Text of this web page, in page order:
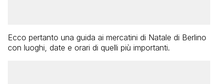
Ecco pertanto una guida ai mercatini di Natale di Berlino
con luoghi, date e orari di quelli più importanti.